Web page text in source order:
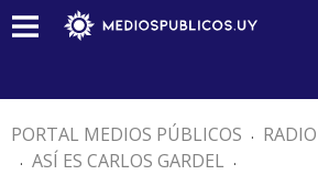
PORTAL MEDIOS PÚBLICOS . RADIO
. ASÍ ES CARLOS GARDEL .